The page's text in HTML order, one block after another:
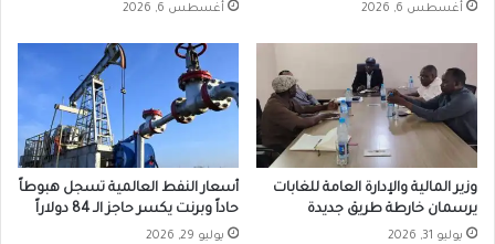
أغسطس 6, 2026 أغسطس 6, 2026
وزير المالية والإدارة العامة للغابات
يرسمان خارطة طريق جديدة
يوليو 31, 2026
أسعار النفط العالمية تسجل هبوطاً
حاداً وبرنت يكسر حاجز الـ 84 دولاراً
يوليو 29, 2026